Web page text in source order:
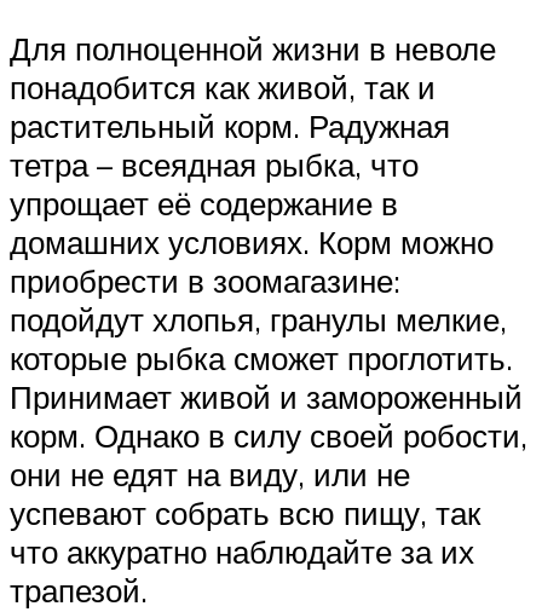
Для полноценной жизни в неволе
понадобится как живой, так и
растительный корм. Радужная
тетра – всеядная рыбка, что
упрощает её содержание в
домашних условиях. Корм можно
приобрести в зоомагазине:
подойдут хлопья, гранулы мелкие,
которые рыбка сможет проглотить.
Принимает живой и замороженный
корм. Однако в силу своей робости,
они не едят на виду, или не
успевают собрать всю пищу, так
что аккуратно наблюдайте за их
трапезой.